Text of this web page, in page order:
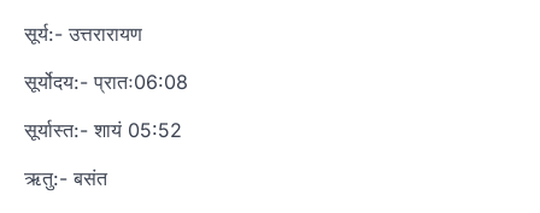
सूर्य:- उत्तरारायण
सूर्योदय:- प्रातः06:08
सूर्यास्त:- शायं 05:52
ऋतु:- बसंत